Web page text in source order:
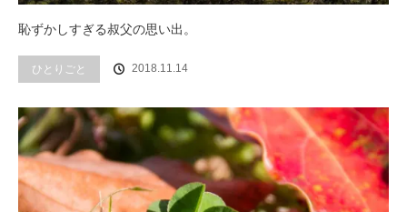
恥ずかしすぎる叔父の思い出。
ひとりごと 2018.11.14